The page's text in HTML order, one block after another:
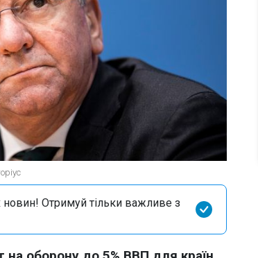
Отримуй тільки важливе з